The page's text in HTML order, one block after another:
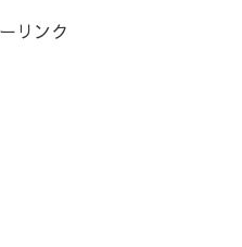
リンク